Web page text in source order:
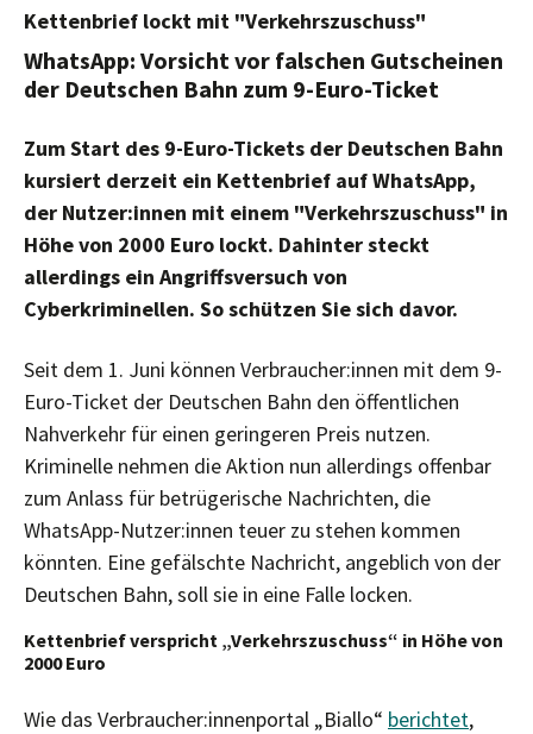
Kettenbrief lockt mit "Verkehrszuschuss"
WhatsApp: Vorsicht vor falschen Gutscheinen
der Deutschen Bahn zum 9-Euro-Ticket
Zum Start des 9-Euro-Tickets der Deutschen Bahn
kursiert derzeit ein Kettenbrief auf WhatsApp,
der Nutzer:innen mit einem "Verkehrszuschuss" in
Höhe von 2000 Euro lockt. Dahinter steckt
allerdings ein Angriffsversuch von
Cyberkriminellen. So schützen Sie sich davor.
Seit dem 1. Juni können Verbraucher:innen mit dem 9-
Euro-Ticket der Deutschen Bahn den öffentlichen
Nahverkehr für einen geringeren Preis nutzen.
Kriminelle nehmen die Aktion nun allerdings offenbar
zum Anlass für betrügerische Nachrichten, die
WhatsApp-Nutzer:innen teuer zu stehen kommen
könnten. Eine gefälschte Nachricht, angeblich von der
Deutschen Bahn, soll sie in eine Falle locken.
Kettenbrief verspricht „Verkehrszuschuss“ in Höhe von
2000 Euro
Wie das Verbraucher:innenportal „Biallo“ berichtet,